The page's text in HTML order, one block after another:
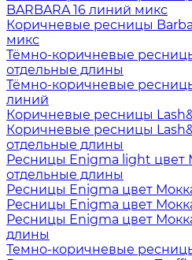
BARBARA 16 линий микс
Коричневые ресницы
микс
Тёмно-коричневые
отдельные длины
Тёмно-коричневые
линий
Коричневые ресницы
Коричневые ресницы
отдельные длины
Ресницы Enigma light цвет
отдельные длины
Ресницы Enigma цвет
Ресницы Enigma цвет
Ресницы Enigma цвет
длины
Темно-коричневые